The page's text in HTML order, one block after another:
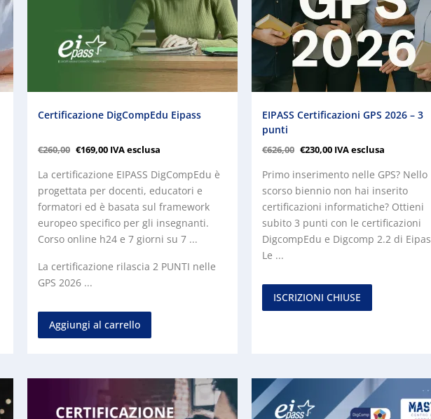
Certificazione DigCompEdu Eipass
€260,00 €169,00IVA esclusa
La certificazione EIPASS DigCompEdu è
progettata per docenti, educatori e
formatori ed è basata sul framework
europeo specifico per gli insegnanti.
Corso online h24 e 7 giorni su 7 ...
La certificazione rilascia 2 PUNTI nelle
GPS 2026 ...
Aggiungi al carrello
EIPASS Certificazioni GPS 2026 – 3
punti
€626,00 €230,00IVA esclusa
Primo inserimento nelle GPS? Nello
scorso biennio non hai inserito
certificazioni informatiche? Ottieni
subito 3 punti con le certificazioni
DigcompEdu e Digcomp 2.2 di
Le ...
ISCRIZIONI CHIUSE